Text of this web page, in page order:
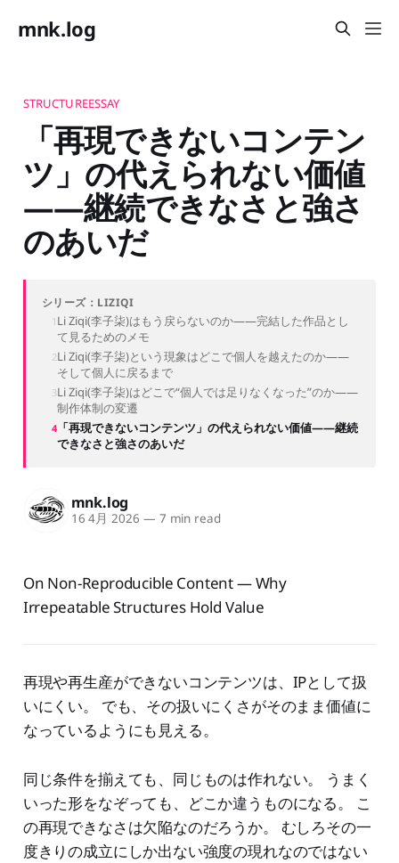
mnk.log
STRUCTUREESSAY
「再現できないコンテン
ツ」の代えられない価値
——継続できなさと強さ
のあいだ
シリーズ：LIZIQI
Li Ziqi(李子柒)はもう戻らないのか——完結した作品とし
て見るためのメモ
Li Ziqi(李子柒)という現象はどこで個人を越えたのか——
そして個人に戻るまで
Li Ziqi(李子柒)はどこで“個人では足りなくなった”のか——
制作体制の変遷
「再現できないコンテンツ」の代えられない価値——継続
できなさと強さのあいだ
mnk.log
16 4月 2026 — 7 min read
On Non-Reproducible Content — Why
Irrepeatable Structures Hold Value
再現や再生産ができないコンテンツは、IPとして扱
いにくい。 でも、その扱いにくさがそのまま価値に
なっているようにも見える。
同じ条件を揃えても、同じものは作れない。 うまく
いった形をなぞっても、どこか違うものになる。 こ
の再現できなさは欠陥なのだろうか。 むしろその一
度きりの成立にしか出ない強度の現れなのではない